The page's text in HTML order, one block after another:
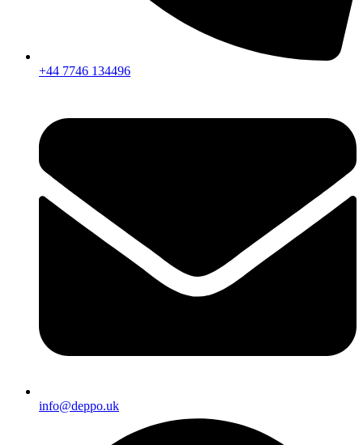
+44 7746 134496
info@deppo.uk